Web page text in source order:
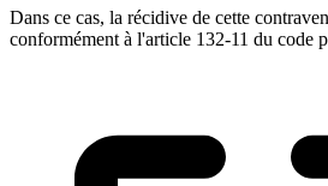
Dans ce cas, la récidive de cette
conformément à l'article 132-11 du code